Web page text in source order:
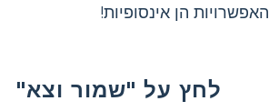
האפשרויות הן אינסופיות!
לחץ על "שמור וצא"